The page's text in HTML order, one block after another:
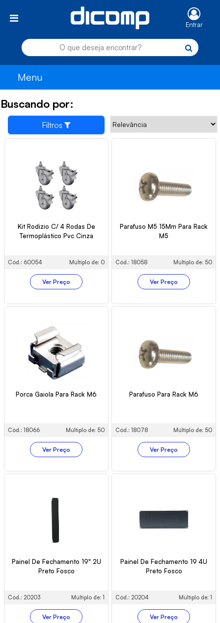
Entrar
Menu
Buscando por:
Filtros
Kit Rodizio C/ 4 Rodas De
Termoplástico Pvc Cinza
Cód.: 60054 Múltiplo de: 0
Ver Preço
Parafuso M5 15Mm Para Rack
M5
Cód.: 18058 Múltiplo de: 50
Ver Preço
Porca Gaiola Para Rack M6
Cód.: 18066 Múltiplo de: 50
Ver Preço
Parafuso Para Rack M6
Cód.: 18078 Múltiplo de: 50
Ver Preço
Painel De Fechamento 19" 2U
Preto Fosco
Cód.: 20203 Múltiplo de: 1
Ver Preço
Painel De Fechamento 19 4U
Preto Fosco
Cód.: 20204 Múltiplo de: 1
Ver Preço